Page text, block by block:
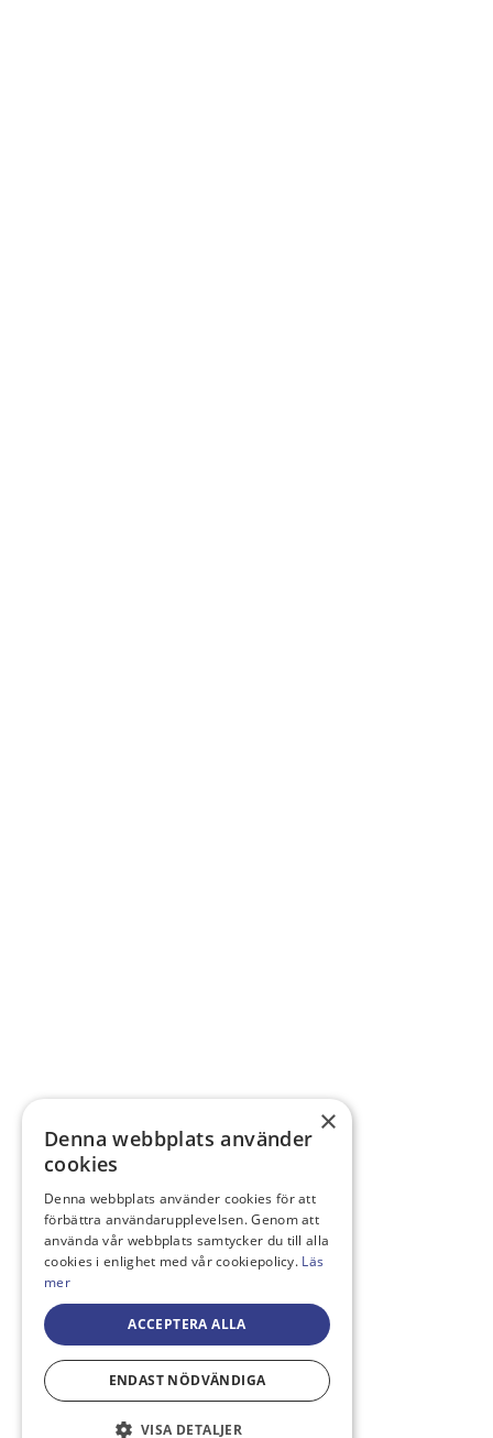
×
Denna webbplats använder
cookies
Denna webbplats använder cookies för att
förbättra användarupplevelsen. Genom att
använda vår webbplats samtycker du till alla
cookies i enlighet med vår cookiepolicy. Läs
mer
ACCEPTERA ALLA
ENDAST NÖDVÄNDIGA
VISA DETALJER